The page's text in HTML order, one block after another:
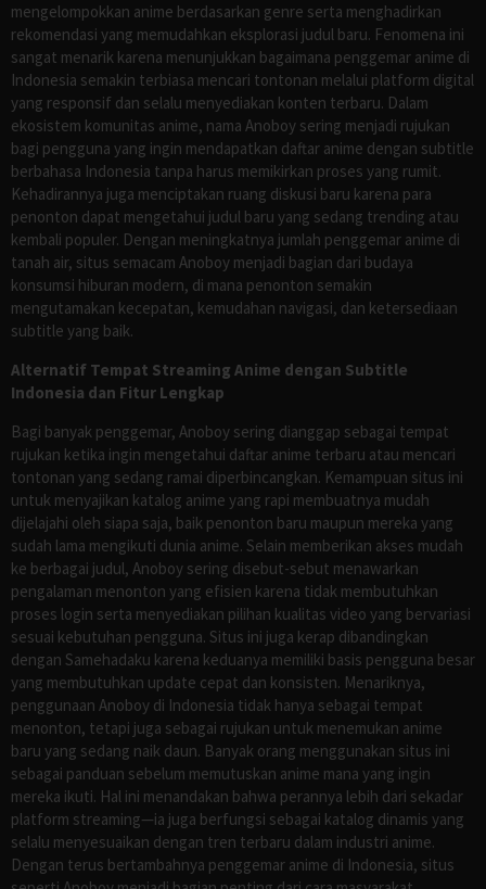
mengelompokkan anime berdasarkan genre serta menghadirkan
rekomendasi yang memudahkan eksplorasi judul baru. Fenomena ini
sangat menarik karena menunjukkan bagaimana penggemar anime di
Indonesia semakin terbiasa mencari tontonan melalui platform digital
yang responsif dan selalu menyediakan konten terbaru. Dalam
ekosistem komunitas anime, nama Anoboy sering menjadi rujukan
bagi pengguna yang ingin mendapatkan daftar anime dengan subtitle
berbahasa Indonesia tanpa harus memikirkan proses yang rumit.
Kehadirannya juga menciptakan ruang diskusi baru karena para
penonton dapat mengetahui judul baru yang sedang trending atau
kembali populer. Dengan meningkatnya jumlah penggemar anime di
tanah air, situs semacam Anoboy menjadi bagian dari budaya
konsumsi hiburan modern, di mana penonton semakin
mengutamakan kecepatan, kemudahan navigasi, dan ketersediaan
subtitle yang baik.
Alternatif Tempat Streaming Anime dengan Subtitle
Indonesia dan Fitur Lengkap
Bagi banyak penggemar, Anoboy sering dianggap sebagai tempat
rujukan ketika ingin mengetahui daftar anime terbaru atau mencari
tontonan yang sedang ramai diperbincangkan. Kemampuan situs ini
untuk menyajikan katalog anime yang rapi membuatnya mudah
dijelajahi oleh siapa saja, baik penonton baru maupun mereka yang
sudah lama mengikuti dunia anime. Selain memberikan akses mudah
ke berbagai judul, Anoboy sering disebut-sebut menawarkan
pengalaman menonton yang efisien karena tidak membutuhkan
proses login serta menyediakan pilihan kualitas video yang bervariasi
sesuai kebutuhan pengguna. Situs ini juga kerap dibandingkan
dengan Samehadaku karena keduanya memiliki basis pengguna besar
yang membutuhkan update cepat dan konsisten. Menariknya,
penggunaan Anoboy di Indonesia tidak hanya sebagai tempat
menonton, tetapi juga sebagai rujukan untuk menemukan anime
baru yang sedang naik daun. Banyak orang menggunakan situs ini
sebagai panduan sebelum memutuskan anime mana yang ingin
mereka ikuti. Hal ini menandakan bahwa perannya lebih dari sekadar
platform streaming—ia juga berfungsi sebagai katalog dinamis yang
selalu menyesuaikan dengan tren terbaru dalam industri anime.
Dengan terus bertambahnya penggemar anime di Indonesia, situs